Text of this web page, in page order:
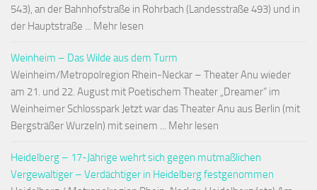
543), an der Bahnhofstraße in Rohrbach (Landesstraße 493) und in
der Hauptstraße ... Mehr lesen
Weinheim – Das Wilde aus dem Turm
Weinheim/Metropolregion Rhein-Neckar – Theater Anu wieder
am 21. und 22. August mit Poetischem Theater „Dreamer“ im
Weinheimer Schlosspark Jetzt war das Theater Anu aus Berlin (mit
Bergsträßer Wurzeln) mit seinem ... Mehr lesen
Heidelberg – 17-Jährige wehrt sich gegen mutmaßlichen
Vergewaltiger – Verdächtiger in Heidelberg festgenommen